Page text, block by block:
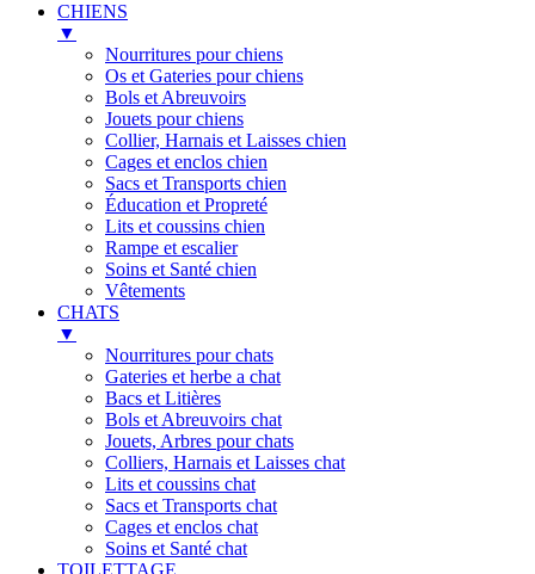
CHIENS
▼
Nourritures pour chiens
Os et Gateries pour chiens
Bols et Abreuvoirs
Jouets pour chiens
Collier, Harnais et Laisses chien
Cages et enclos chien
Sacs et Transports chien
Éducation et Propreté
Lits et coussins chien
Rampe et escalier
Soins et Santé chien
Vêtements
CHATS
▼
Nourritures pour chats
Gateries et herbe a chat
Bacs et Litières
Bols et Abreuvoirs chat
Jouets, Arbres pour chats
Colliers, Harnais et Laisses chat
Lits et coussins chat
Sacs et Transports chat
Cages et enclos chat
Soins et Santé chat
TOILETTAGE